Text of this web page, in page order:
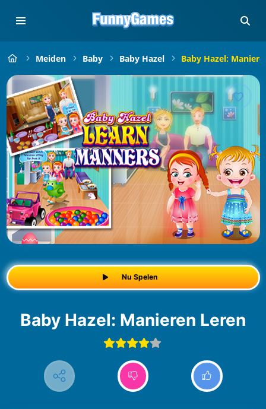
Meiden Baby Baby Hazel Baby Hazel:
Nu Spelen
Baby Hazel: Manieren Leren